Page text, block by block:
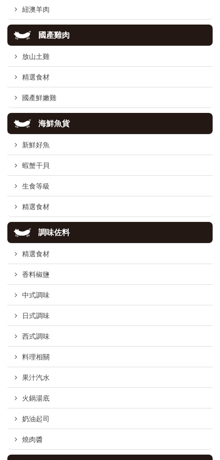
紐澳羊肉
國產雞肉
放山土雞
精選食材
國產鮮嫩雞
海鮮魚貨
新鮮好魚
蝦蟹干貝
生食等級
精選食材
調味佐料
精選食材
香料椒鹽
中式調味
日式調味
西式調味
料理相關
果汁汽水
火鍋湯底
奶油起司
燒肉醬